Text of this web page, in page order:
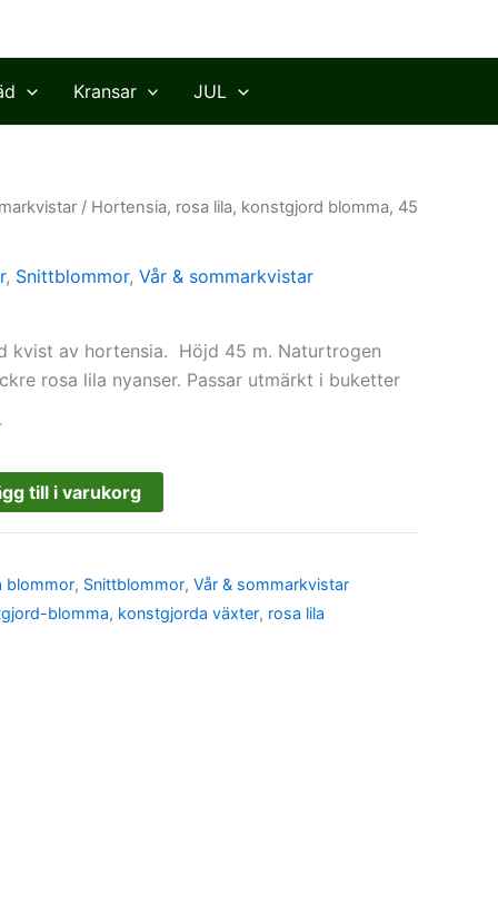
Kransar JUL
/ Hortensia, rosa lila, konstgjord blomma, 45
, Snittblommor, Vår & sommarkvistar
kvist av hortensia. Höjd 45 m. Naturtrogen
rosa lila nyanser. Passar utmärkt i buketter
till i varukorg
blommor, Snittblommor, Vår & sommarkvistar
blomma, konstgjorda växter, rosa lila